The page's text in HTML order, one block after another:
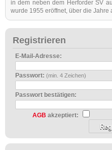
in dem neben dem Herforder SV
wurde 1955 eröffnet, über die
Registrieren
E-Mail-Adresse:
Passwort: (min. 4 Zeichen)
Passwort bestätigen:
AGB akzeptiert: